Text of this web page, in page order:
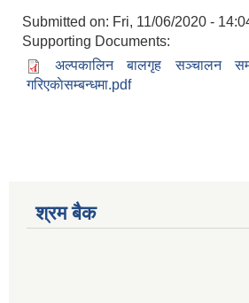
Submitted on: Fri, 11/06/2020 -
Supporting Documents:
अल्पकालिन बालगृह सञ्चालन
गरिएकाेसम्बन्धमा.pdf
श्रम बैक